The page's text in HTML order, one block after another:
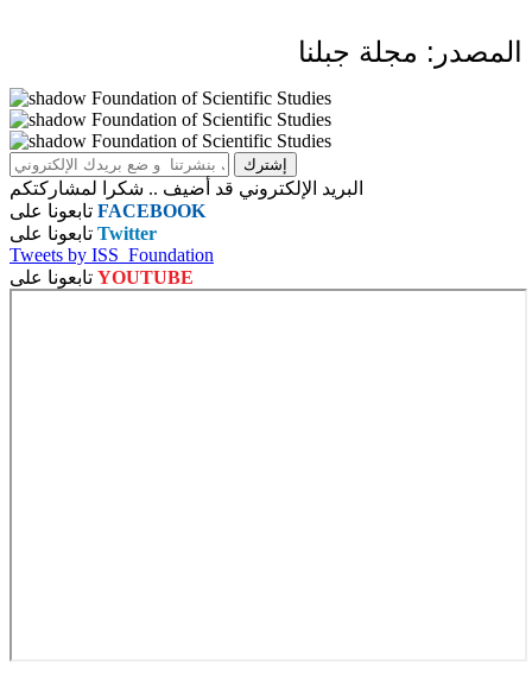
المصدر: مجلة جبلنا
البريد الإلكتروني قد أضيف .. شكرا لمشاركتكم
FACEBOOK
Twitter
Tweets by ISS_Foundation
YOUTUBE